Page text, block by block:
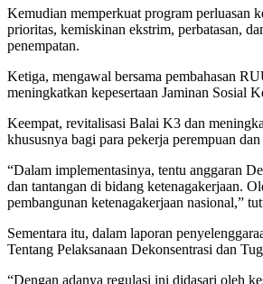
Kemudian memperkuat program perluasan
prioritas, kemiskinan ekstrim, perbatasan,
penempatan.
Ketiga, mengawal bersama pembahasan
meningkatkan kepesertaan Jaminan Sosial
Keempat, revitalisasi Balai K3 dan
khususnya bagi para pekerja perempuan
“Dalam implementasinya, tentu anggaran
dan tantangan di bidang ketenagakerjaan.
pembangunan ketenagakerjaan nasional,”
Sementara itu, dalam laporan
Tentang Pelaksanaan Dekonsentrasi dan
“Dengan adanya regulasi ini didasari oleh